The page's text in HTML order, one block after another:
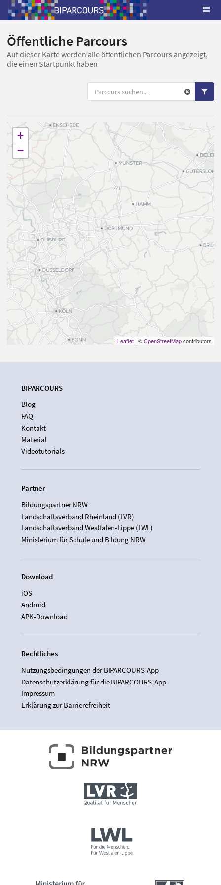
Öffentliche Parcours
Auf dieser Karte werden alle öffentlichen Parcours angezeigt,
die einen Startpunkt haben
+
−
Leaflet | ©OpenStreetMapcontributors
BIPARCOURS
Blog
FAQ
Kontakt
Material
Videotutorials
Partner
Bildungspartner NRW
Landschaftsverband Rheinland (LVR)
Landschaftsverband Westfalen-Lippe (LWL)
Ministerium für Schule und Bildung NRW
Download
iOS
Android
APK-Download
Rechtliches
Nutzungsbedingungen der BIPARCOURS-App
Datenschutzerklärung für die BIPARCOURS-App
Impressum
Erklärung zur Barrierefreiheit